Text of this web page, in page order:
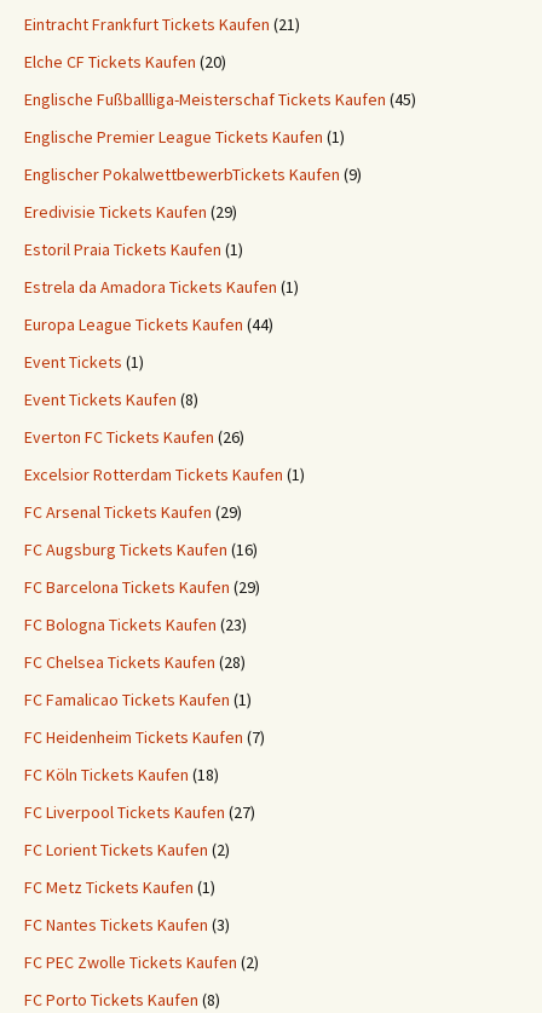
Eintracht Frankfurt Tickets Kaufen (21)
Elche CF Tickets Kaufen (20)
Englische Fußballliga-Meisterschaf Tickets Kaufen (45)
Englische Premier League Tickets Kaufen (1)
Englischer PokalwettbewerbTickets Kaufen (9)
Eredivisie Tickets Kaufen (29)
Estoril Praia Tickets Kaufen (1)
Estrela da Amadora Tickets Kaufen (1)
Europa League Tickets Kaufen (44)
Event Tickets (1)
Event Tickets Kaufen (8)
Everton FC Tickets Kaufen (26)
Excelsior Rotterdam Tickets Kaufen (1)
FC Arsenal Tickets Kaufen (29)
FC Augsburg Tickets Kaufen (16)
FC Barcelona Tickets Kaufen (29)
FC Bologna Tickets Kaufen (23)
FC Chelsea Tickets Kaufen (28)
FC Famalicao Tickets Kaufen (1)
FC Heidenheim Tickets Kaufen (7)
FC Köln Tickets Kaufen (18)
FC Liverpool Tickets Kaufen (27)
FC Lorient Tickets Kaufen (2)
FC Metz Tickets Kaufen (1)
FC Nantes Tickets Kaufen (3)
FC PEC Zwolle Tickets Kaufen (2)
FC Porto Tickets Kaufen (8)